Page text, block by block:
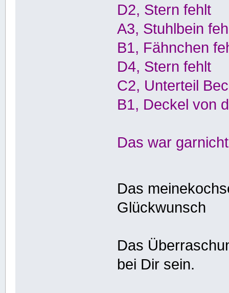
D2, Stern fehlt
A3, Stuhlbein
B1, Fähnchen
D4, Stern fehlt
C2, Unterteil
B1, Deckel von
Das war
Das
Glückwunsch
Das
bei Dir sein.